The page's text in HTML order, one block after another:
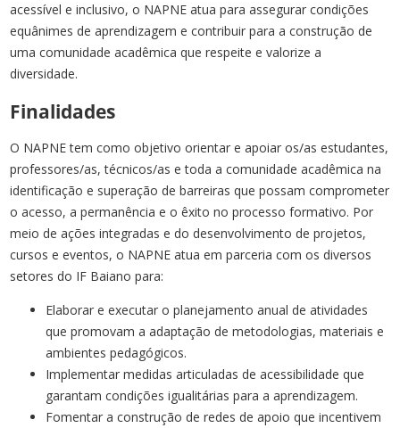
acessível e inclusivo, o NAPNE atua para assegurar condições
equânimes de aprendizagem e contribuir para a construção de
uma comunidade acadêmica que respeite e valorize a
diversidade.
Finalidades
O NAPNE tem como objetivo orientar e apoiar os/as estudantes,
professores/as, técnicos/as e toda a comunidade acadêmica na
identificação e superação de barreiras que possam comprometer
o acesso, a permanência e o êxito no processo formativo. Por
meio de ações integradas e do desenvolvimento de projetos,
cursos e eventos, o NAPNE atua em parceria com os diversos
setores do IF Baiano para:
Elaborar e executar o planejamento anual de atividades
que promovam a adaptação de metodologias, materiais e
ambientes pedagógicos.
Implementar medidas articuladas de acessibilidade que
garantam condições igualitárias para a aprendizagem.
Fomentar a construção de redes de apoio que incentivem